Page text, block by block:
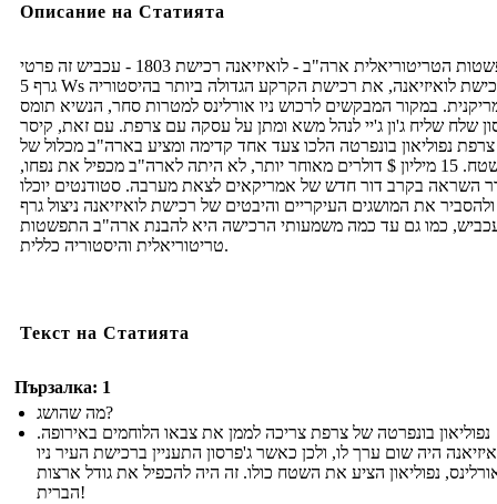
Описание на Статията
ההתפשטות הטריטוריאלית ארה"ב - לואיזיאנה רכישת 1803 - עכביש זה פרטי
גרף 5 Ws של רכישת לואיזיאנה, את רכישת הקרקע הגדולה ביותר בהיסטוריה
במקור המבקשים לרכוש ניו אורלינס למטרות סחר, הנשיא תומס
שלח שליח ג'ון ג'יי לנהל משא ומתן על עסקה עם צרפת. עם זאת, קיסר
צרפת נפוליאון בונפרטה הלכו צעד אחד קדימה ומציע בארה"ב מכלול של
השטח. 15 מיליון $ דולרים מאוחר יותר, לא היתה לארה"ב מכפיל את נפחו,
השראה בקרב דור חדש של אמריקאים לצאת מערבה. סטודנטים יוכלו
את המושגים העיקריים והיבטים של רכישת לואיזיאנה ניצול גרף
עכביש, כמו גם עד כמה משמעותי הרכישה היא להבנת ארה"ב התפשטות
טריטוריאלית והיסטוריה כללית.
Текст на Статията
Пързалка: 1
מה שהושג?
נפוליאון בונפרטה של ​​צרפת צריכה לממן את צבאו הלוחמים באירופה.
היה שום ערך לו, ולכן כאשר ג'פרסון התעניין ברכישת העיר ניו
נפוליאון הציע את השטח כולו. זה היה להכפיל את גודל ארצות
הברית!